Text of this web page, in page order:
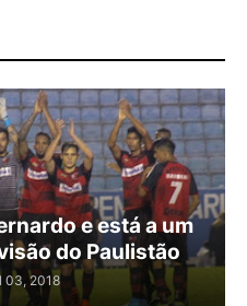
e está a um
do Paulistão
03, 2018